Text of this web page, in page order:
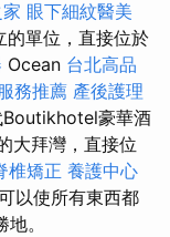
眼下細紋醫美
單位，直接位於
Ocean 台北高品
務推薦 產後護理
Boutikhotel豪華酒
大拜灣，直接位
椎矯正 養護中心
以使所有東西都
。